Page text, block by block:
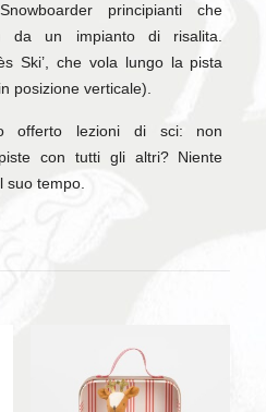
principianti che
da un impianto di risalita.
Ski’, che vola lungo la pista
posizione verticale).
offerto lezioni di sci: non
con tutti gli altri? Niente
suo tempo.